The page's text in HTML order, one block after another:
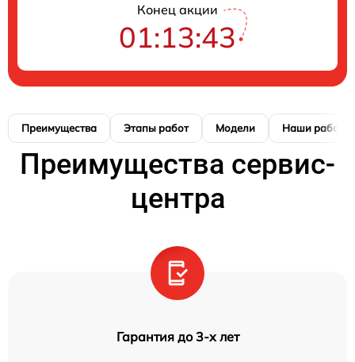
Конец акции
01:13:42
Преимущества Этапы работ Модели Наши работы
Преимущества сервис-
центра
Гарантия до 3-х лет